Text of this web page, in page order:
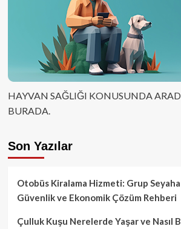
HAYVAN SAĞLIĞI KONUSUNDA
BURADA.
Son Yazılar
Otobüs Kiralama Hizmeti: Grup
Güvenlik ve Ekonomik Çözüm Rehberi
Çulluk Kuşu Nerelerde Yaşar ve Nasıl